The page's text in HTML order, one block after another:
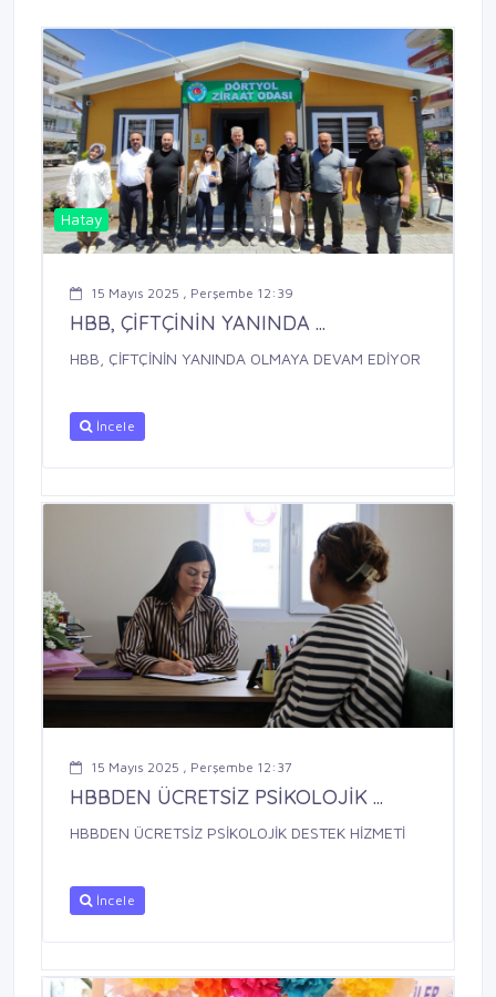
Hatay
15 Mayıs 2025 , Perşembe 12:39
HBB, ÇİFTÇİNİN YANINDA ...
HBB, ÇİFTÇİNİN YANINDA OLMAYA DEVAM EDİYOR
İncele
15 Mayıs 2025 , Perşembe 12:37
HBBDEN ÜCRETSİZ PSİKOLOJİK ...
HBBDEN ÜCRETSİZ PSİKOLOJİK DESTEK HİZMETİ
İncele